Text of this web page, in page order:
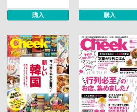
購入 購入